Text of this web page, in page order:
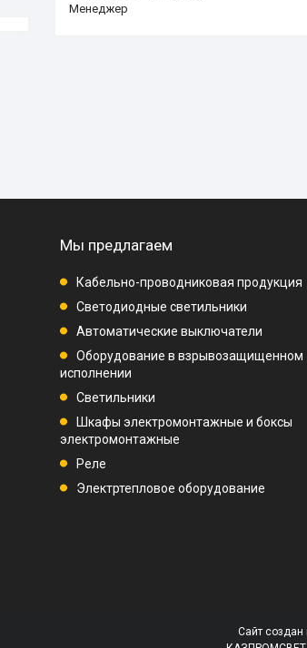
Менеджер
Мы предлагаем
Кабельно-проводниковая продукция
Светодиодные светильники
Автоматические выключатели
Оборудование в взрывозащищенном
исполнении
Светильники
Шкафы электромонтажные и боксы
электромонтажные
Реле
Электртепловое оборудование
Сайт создан